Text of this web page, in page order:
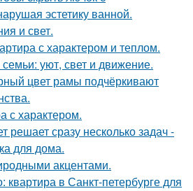
эстетику ванной.
и свет.
с характером и теплом.
уют, свет и движение.
цвет рамы подчёркивают
с характером.
решает сразу несколько задач -
для дома.
акцентами.
квартира в Санкт-петербурге для